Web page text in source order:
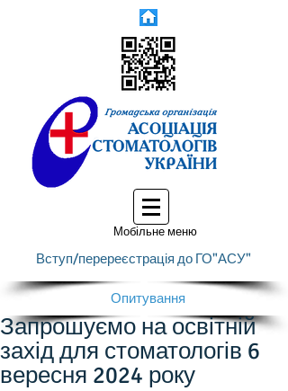
Мобільне меню
Вступ/перереєстрація до ГО"АСУ"
Опитування
Запрошуємо на освітній
захід для стоматологів 6
вересня 2024 року